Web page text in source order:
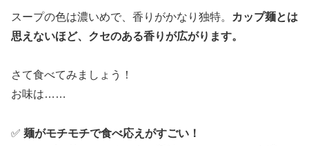
スープの色は濃いめで、香りがかなり独特。
カップ麺とは
思えないほど、クセのある香りが広がります。
さて食べてみましょう！
お味は……
✅ 麺がモチモチで食べ応えがすごい！